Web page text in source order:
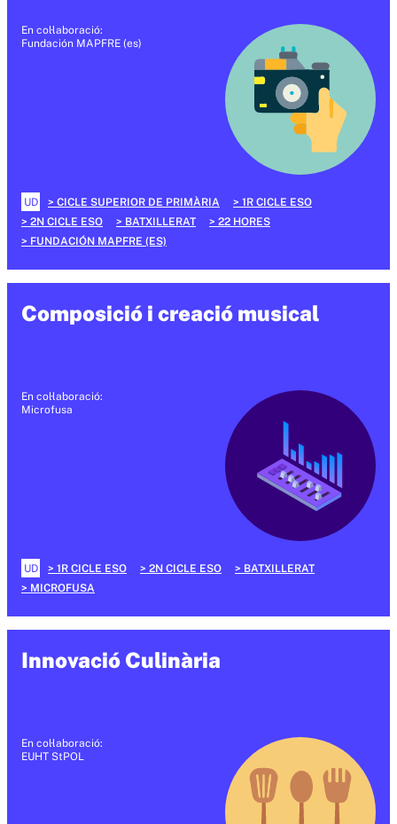
En col·laboració:
Fundación MAPFRE (es)
UD CICLE SUPERIOR DE PRIMÀRIA
1R CICLE ESO
2N CICLE ESO
BATXILLERAT
22 HORES
FUNDACIÓN MAPFRE (ES)
Composició i creació musical
En col·laboració:
Microfusa
UD 1R CICLE ESO 2N CICLE ESO
BATXILLERAT
MICROFUSA
Innovació Culinària
En col·laboració:
EUHT StPOL